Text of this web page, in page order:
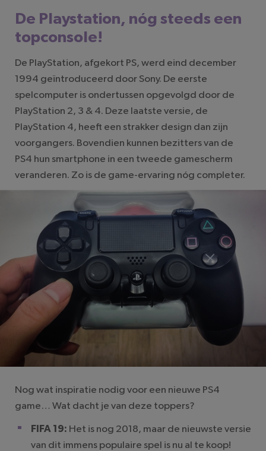
De Playstation, nóg steeds een
topconsole!
De PlayStation, afgekort PS, werd eind december
1994 geïntroduceerd door Sony. De eerste
spelcomputer is ondertussen opgevolgd door de
PlayStation 2, 3 & 4. Deze laatste versie, de
PlayStation 4, heeft een strakker design dan zijn
voorgangers. Bovendien kunnen bezitters van de
PS4 hun smartphone in een tweede gamescherm
veranderen. Zo is de game-ervaring nóg completer.
Nog wat inspiratie nodig voor een nieuwe PS4
game… Wat dacht je van deze toppers?
FIFA 19: Het is nog 2018, maar de nieuwste versie
van dit immens populaire spel is nu al te koop!